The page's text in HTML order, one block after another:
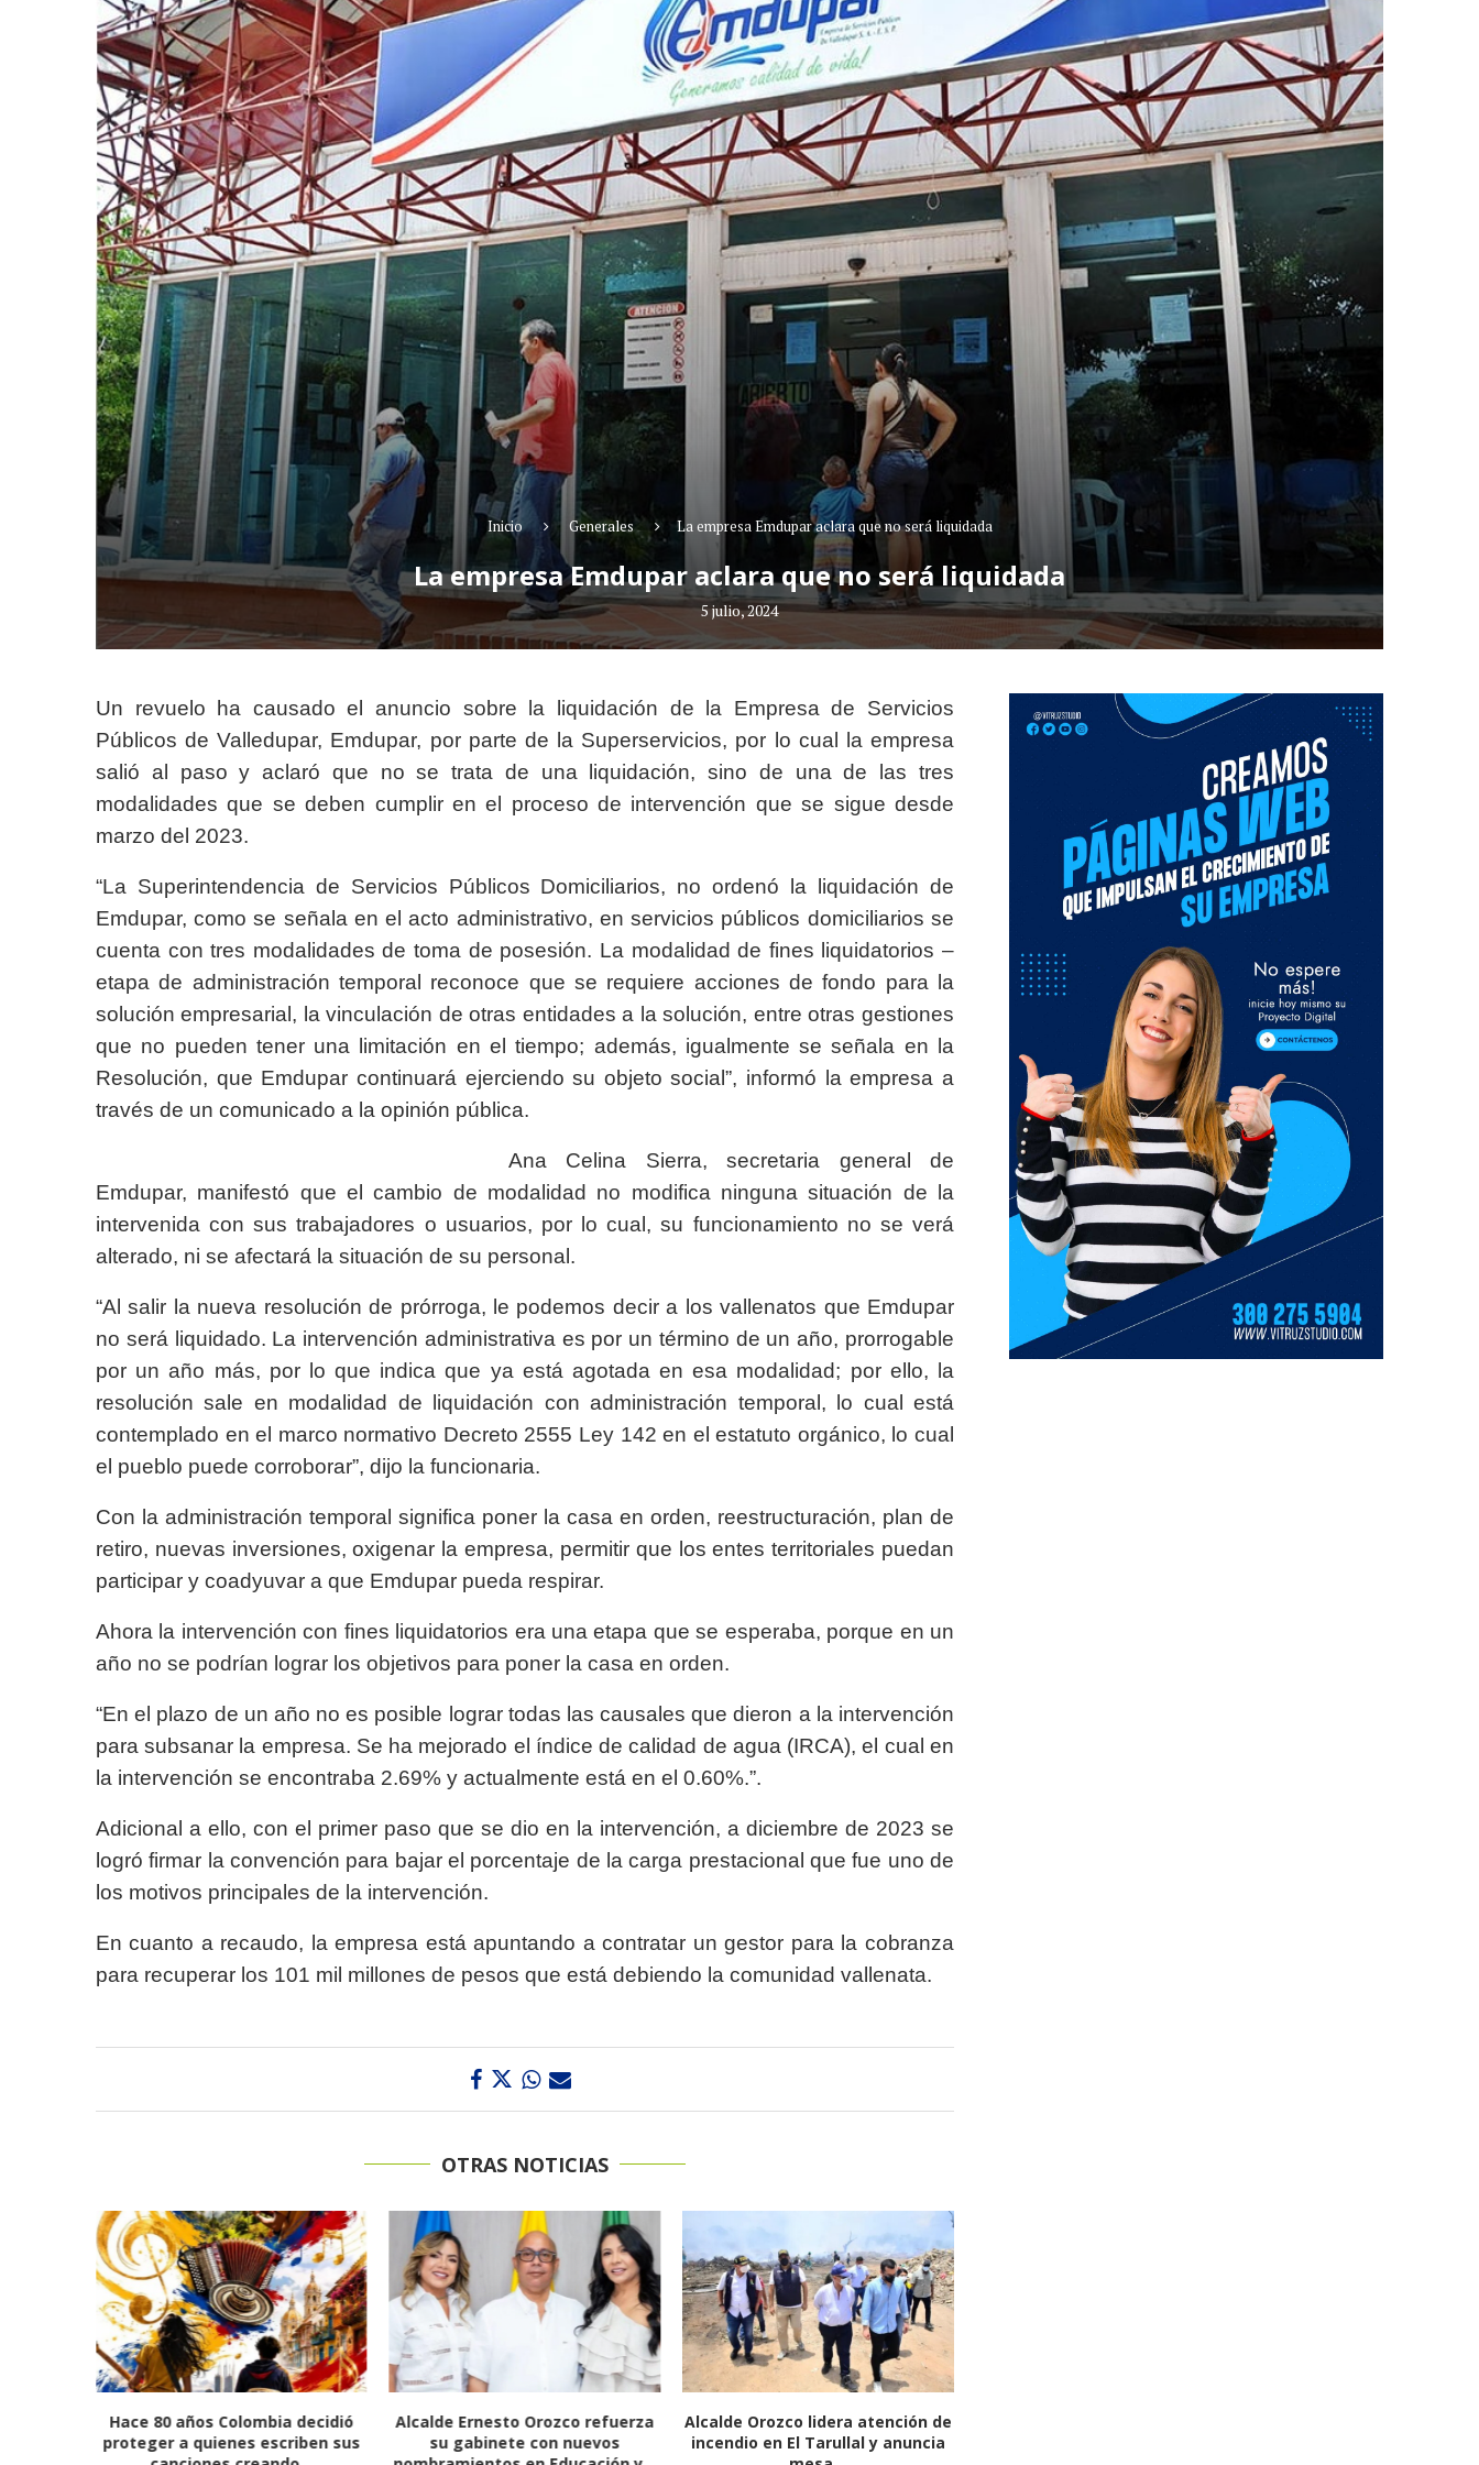
Inicio Generales La empresa Emdupar aclara que no será liquidada
La empresa Emdupar aclara que no será liquidada
5 julio, 2024
Un revuelo ha causado el anuncio sobre la liquidación de la Empresa de Servicios
Públicos de Valledupar, Emdupar, por parte de la Superservicios, por lo cual la empresa
salió al paso y aclaró que no se trata de una liquidación, sino de una de las tres
modalidades que se deben cumplir en el proceso de intervención que se sigue desde
marzo del 2023.
“La Superintendencia de Servicios Públicos Domiciliarios, no ordenó la liquidación de
Emdupar, como se señala en el acto administrativo, en servicios públicos domiciliarios se
cuenta con tres modalidades de toma de posesión. La modalidad de fines liquidatorios –
etapa de administración temporal reconoce que se requiere acciones de fondo para la
solución empresarial, la vinculación de otras entidades a la solución, entre otras gestiones
que no pueden tener una limitación en el tiempo; además, igualmente se señala en la
Resolución, que Emdupar continuará ejerciendo su objeto social”, informó la empresa a
través de un comunicado a la opinión pública.
Ana Celina Sierra, secretaria general de
Emdupar, manifestó que el cambio de modalidad no modifica ninguna situación de la
intervenida con sus trabajadores o usuarios, por lo cual, su funcionamiento no se verá
alterado, ni se afectará la situación de su personal.
“Al salir la nueva resolución de prórroga, le podemos decir a los vallenatos que Emdupar
no será liquidado. La intervención administrativa es por un término de un año, prorrogable
por un año más, por lo que indica que ya está agotada en esa modalidad; por ello, la
resolución sale en modalidad de liquidación con administración temporal, lo cual está
contemplado en el marco normativo Decreto 2555 Ley 142 en el estatuto orgánico, lo cual
el pueblo puede corroborar”, dijo la funcionaria.
Con la administración temporal significa poner la casa en orden, reestructuración, plan de
retiro, nuevas inversiones, oxigenar la empresa, permitir que los entes territoriales puedan
participar y coadyuvar a que Emdupar pueda respirar.
Ahora la intervención con fines liquidatorios era una etapa que se esperaba, porque en un
año no se podrían lograr los objetivos para poner la casa en orden.
“En el plazo de un año no es posible lograr todas las causales que dieron a la intervención
para subsanar la empresa. Se ha mejorado el índice de calidad de agua (IRCA), el cual en
la intervención se encontraba 2.69% y actualmente está en el 0.60%.”.
Adicional a ello, con el primer paso que se dio en la intervención, a diciembre de 2023 se
logró firmar la convención para bajar el porcentaje de la carga prestacional que fue uno de
los motivos principales de la intervención.
En cuanto a recaudo, la empresa está apuntando a contratar un gestor para la cobranza
para recuperar los 101 mil millones de pesos que está debiendo la comunidad vallenata.
OTRAS NOTICIAS
Hace 80 años Colombia decidió
proteger a quienes escriben sus
Alcalde Ernesto Orozco refuerza
su gabinete con nuevos
Alcalde Orozco lidera atención de
incendio en El Tarullal y anuncia